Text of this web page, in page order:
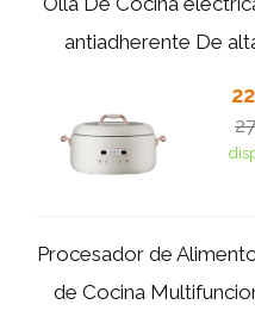
antiadherente De
Procesador de
de Cocina